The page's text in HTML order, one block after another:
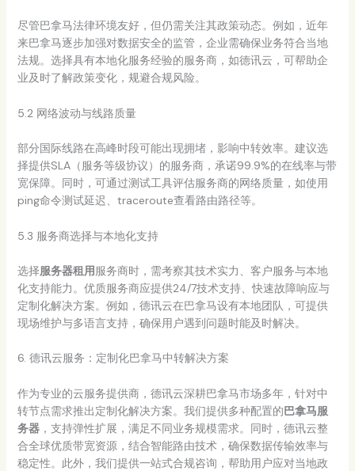
尽管巴拿马法律环境友好，但仍需关注其政策动态。例如，近年
来巴拿马逐步加强对数据安全的监管，企业需确保业务符合当地
法规。选择具有本地化服务经验的服务商，如德讯云，可帮助企
业及时了解政策变化，规避合规风险。
5.2 网络波动与线路质量
部分国际线路在高峰时段可能出现拥堵，影响中转效率。建议选
择提供SLA（服务等级协议）的服务商，承诺99.9%的在线率与带
宽保障。同时，可通过测试工具评估服务商的网络质量，如使用
ping命令测试延迟、traceroute查看路由路径等。
5.3 服务商选择与本地化支持
选择服务器租用服务商时，需考察其技术实力、客户服务与本地
化支持能力。优质服务商应提供24/7技术支持、快速故障响应与
定制化解决方案。例如，德讯云在巴拿马设有本地团队，可提供
现场维护与多语言支持，确保用户遇到问题时能及时解决。
6. 德讯云服务：定制化巴拿马中转解决方案
作为专业的云服务提供商，德讯云深耕巴拿马市场多年，针对中
转节点需求推出定制化解决方案。我们提供多种配置的巴拿马服
务器，支持弹性扩展，满足不同业务规模需求。同时，德讯云整
合全球优质带宽资源，结合智能路由技术，确保数据传输效率与
稳定性。此外，我们提供一站式合规咨询，帮助用户应对当地政